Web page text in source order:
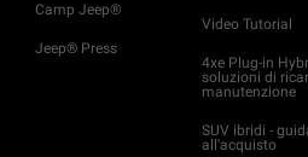
Camp Jeep®
Jeep® Press
Video Tutorial
4xe Plug-in
soluzioni di
manutenzione
SUV ibridi -
all'acquisto